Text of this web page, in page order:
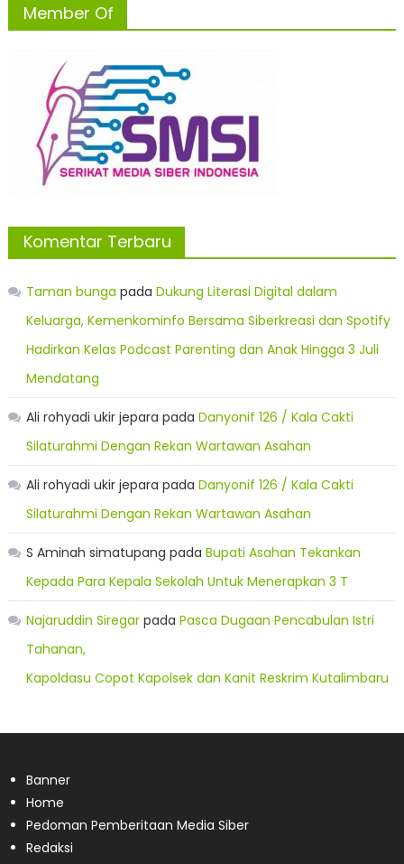
Member Of
Komentar Terbaru
Taman bunga pada Dukung Literasi Digital dalam
Keluarga, Kemenkominfo Bersama Siberkreasi dan Spotify
Hadirkan Kelas Podcast Parenting dan Anak Hingga 3 Juli
Mendatang
Ali rohyadi ukir jepara pada Danyonif 126 / Kala Cakti
Silaturahmi Dengan Rekan Wartawan Asahan
Ali rohyadi ukir jepara pada Danyonif 126 / Kala Cakti
Silaturahmi Dengan Rekan Wartawan Asahan
S Aminah simatupang pada Bupati Asahan Tekankan
Kepada Para Kepala Sekolah Untuk Menerapkan 3 T
Najaruddin Siregarpada Pasca Dugaan Pencabulan Istri
Tahanan,
Kapoldasu Copot Kapolsek dan Kanit Reskrim Kutalimbaru
Banner
Home
Pedoman Pemberitaan Media Siber
Redaksi